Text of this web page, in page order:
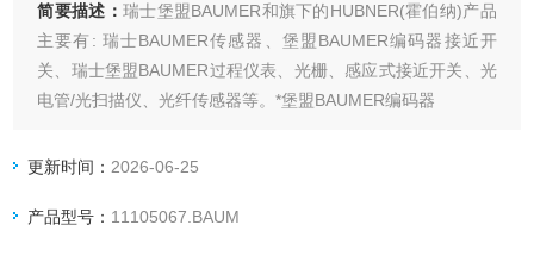
简要描述： 瑞士堡盟BAUMER和旗下的HUBNER(霍伯纳)产品
主要有: 瑞士BAUMER传感器、堡盟BAUMER编码器接近开
关、瑞士堡盟BAUMER过程仪表、光栅、感应式接近开关、光
电管/光扫描仪、光纤传感器等。*堡盟BAUMER编码器
更新时间： 2026-06-25
产品型号： 11105067.BAUM